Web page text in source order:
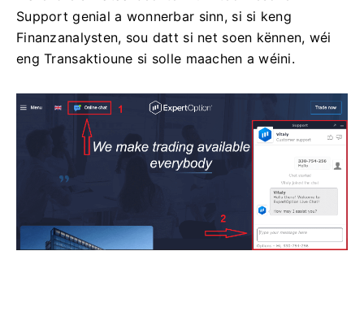
Support genial a wonnerbar sinn, si si keng
Finanzanalysten, sou datt si net soen kënnen, wéi
eng Transaktioune si solle maachen a wéini.